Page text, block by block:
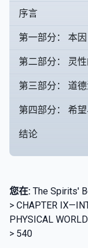
序言
第一部分： 本因
第二部分： 灵
第三部分： 道德
第四部分： 希
结论
您在: The Spirits'
> CHAPTER
PHYSICAL
> 540